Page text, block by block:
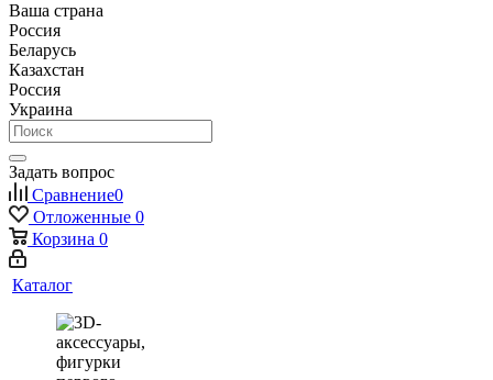
Ваша страна
Россия
Беларусь
Казахстан
Россия
Украина
Задать вопрос
Сравнение0
Отложенные 0
Корзина 0
Каталог